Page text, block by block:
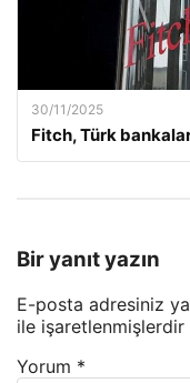
30/11/2025
Fitch, Türk
Bir yanıt yazın
E-posta adresiniz
ile işaretlenmişlerdir
Yorum *